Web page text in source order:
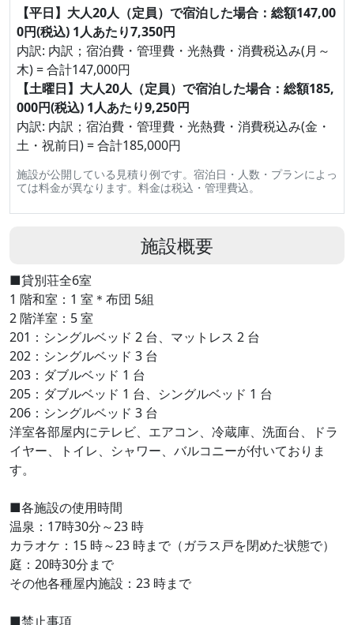
【平日】大人20人（定員）で宿泊した場合：総額147,00
0円(税込) 1人あたり7,350円
内訳: 内訳；宿泊費・管理費・光熱費・消費税込み(月～
木) = 合計147,000円
【土曜日】大人20人（定員）で宿泊した場合：総額185,
000円(税込) 1人あたり9,250円
内訳: 内訳；宿泊費・管理費・光熱費・消費税込み(金・
土・祝前日) = 合計185,000円
施設が公開している見積り例です。宿泊日・人数・プランによっ
ては料金が異なります。料金は税込・管理費込。
施設概要
■貸別荘全6室
1 階和室：1 室＊布団 5組
2 階洋室：5 室
201：シングルベッド 2 台、マットレス 2 台
202：シングルベッド 3 台
203：ダブルベッド 1 台
205：ダブルベッド 1 台、シングルベッド 1 台
206：シングルベッド 3 台
洋室各部屋内にテレビ、エアコン、冷蔵庫、洗面台、ドラ
イヤー、トイレ、シャワー、バルコニーが付いておりま
す。
■各施設の使用時間
温泉：17時30分～23 時
カラオケ：15 時～23 時まで（ガラス戸を閉めた状態で）
庭：20時30分まで
その他各種屋内施設：23 時まで
■禁止事項